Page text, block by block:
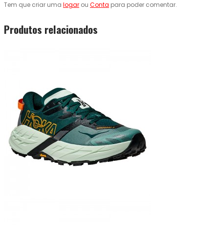
Tem que criar uma logar ou Conta para poder comentar.
Produtos relacionados